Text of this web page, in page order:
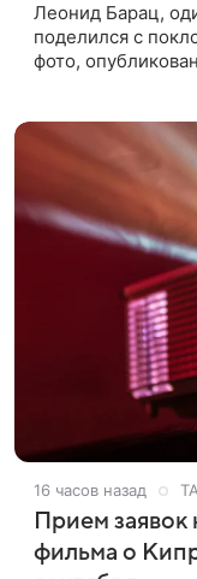
Леонид Барац,
поделился с
фото,
16 часов назад
Прием заявок
фильма о